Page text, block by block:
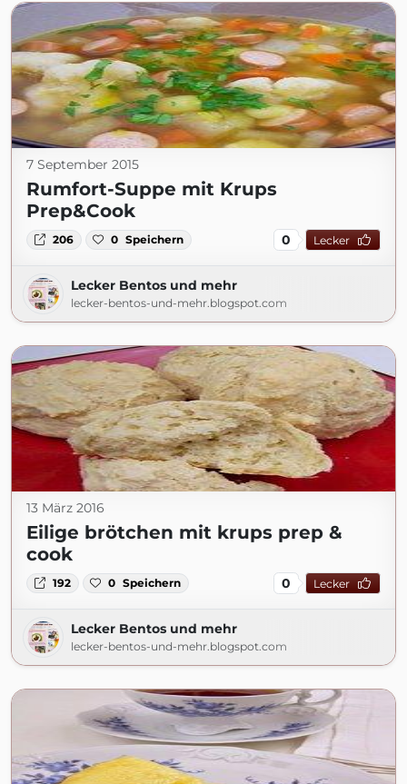
7 September 2015
Rumfort-Suppe mit Krups
Prep&Cook
206 0 Speichern 0 Lecker
Lecker Bentos und mehr
lecker-bentos-und-mehr.blogspot.com
13 März 2016
Eilige brötchen mit krups prep &
cook
192 0 Speichern 0 Lecker
Lecker Bentos und mehr
lecker-bentos-und-mehr.blogspot.com